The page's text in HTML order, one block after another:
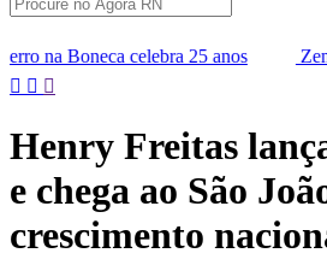
25 anos
Zema propõe lista tríplice
Pular
conteúdo
Henry Freitas
e chega ao São
crescimento